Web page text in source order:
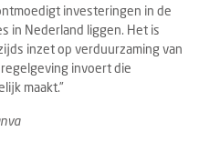
investeringen in de
in Nederland liggen. Het is
inzet op verduurzaming van
invoert die
maakt.”